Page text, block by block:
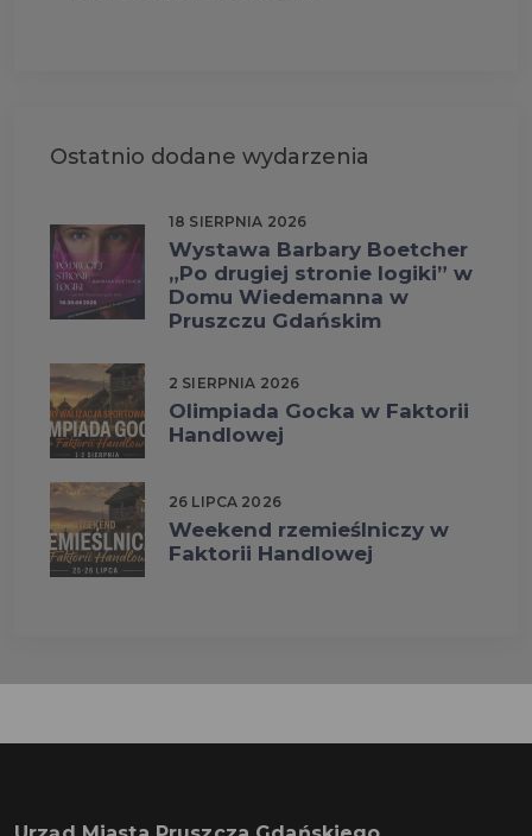
Ostatnio dodane wydarzenia
18 SIERPNIA 2026
Wystawa Barbary Boetcher
„Po drugiej stronie logiki” w
Domu Wiedemanna w
Pruszczu Gdańskim
2 SIERPNIA 2026
Olimpiada Gocka w Faktorii
Handlowej
26 LIPCA 2026
Weekend rzemieślniczy w
Faktorii Handlowej